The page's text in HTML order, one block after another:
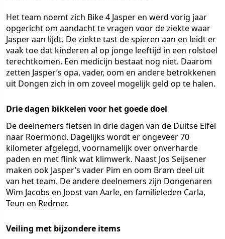
Het team noemt zich Bike 4 Jasper en werd vorig jaar
opgericht om aandacht te vragen voor de ziekte waar
Jasper aan lijdt. De ziekte tast de spieren aan en leidt er
vaak toe dat kinderen al op jonge leeftijd in een rolstoel
terechtkomen. Een medicijn bestaat nog niet. Daarom
zetten Jasper’s opa, vader, oom en andere betrokkenen
uit Dongen zich in om zoveel mogelijk geld op te halen.
Drie dagen bikkelen voor het goede doel
De deelnemers fietsen in drie dagen van de Duitse Eifel
naar Roermond. Dagelijks wordt er ongeveer 70
kilometer afgelegd, voornamelijk over onverharde
paden en met flink wat klimwerk. Naast Jos Seijsener
maken ook Jasper’s vader Pim en oom Bram deel uit
van het team. De andere deelnemers zijn Dongenaren
Wim Jacobs en Joost van Aarle, en familieleden Carla,
Teun en Redmer.
Veiling met bijzondere items